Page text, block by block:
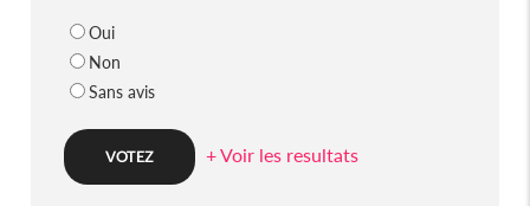
Oui
Non
Sans avis
+ Voir les resultats